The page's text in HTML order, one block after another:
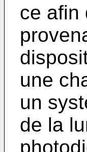
ce afin
une
un
de la